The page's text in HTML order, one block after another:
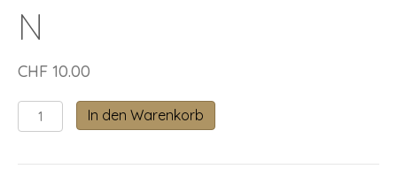
N
CHF 10.00
Grundkurs
–
In den Warenkorb